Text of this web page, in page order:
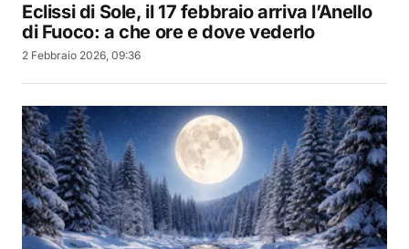
Eclissi di Sole, il 17 febbraio arriva l’Anello
di Fuoco: a che ore e dove vederlo
2 Febbraio 2026, 09:36